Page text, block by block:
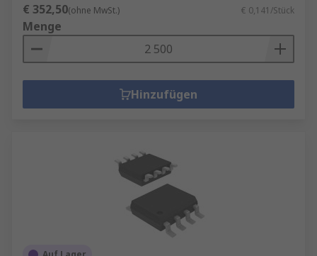
€ 352,50(ohne MwSt.) € 0,141/Stück
Menge
Hinzufügen